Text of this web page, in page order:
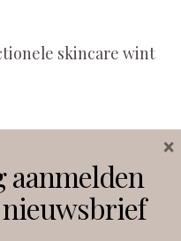
skincare wint
Facebook
aanmelden
×